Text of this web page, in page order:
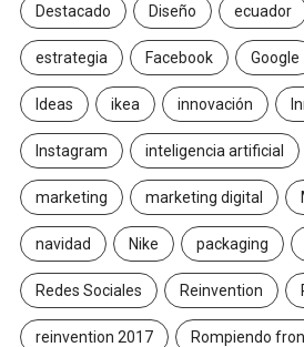
Destacado Diseño ecuador
estrategia Facebook Google
Ideas ikea innovación
Instagram inteligencia artificial
marketing marketing digital
navidad Nike packaging
Redes Sociales Reinvention
reinvention 2017 Rompiendo